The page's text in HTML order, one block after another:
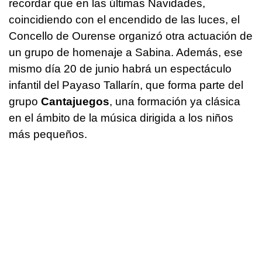
recordar que en las últimas Navidades,
coincidiendo con el encendido de las luces, el
Concello de Ourense organizó otra actuación de
un grupo de homenaje a Sabina. Además, ese
mismo día 20 de junio habrá un espectáculo
infantil del Payaso Tallarín, que forma parte del
grupo Cantajuegos, una formación ya clásica
en el ámbito de la música dirigida a los niños
más pequeños.